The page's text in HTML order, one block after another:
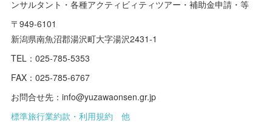
ンサルタント・各種アクティビィティツアー・補助金申請・等
〒949-6101
新潟県南魚沼郡湯沢町大字湯沢2431-1
TEL：025-785-5353
FAX：025-785-6767
お問合せ先：info@yuzawaonsen.gr.jp
標準旅行業約款・利用規約 他